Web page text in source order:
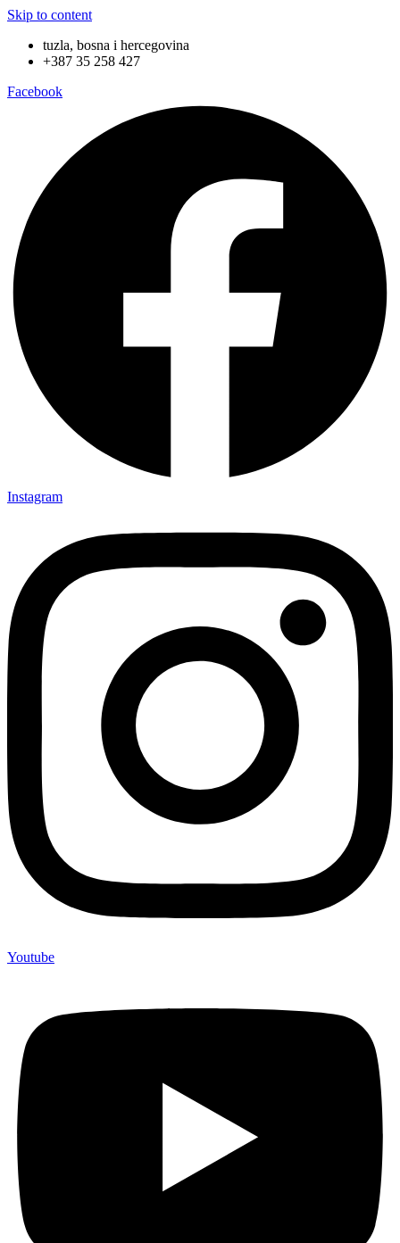
Skip to content
tuzla, bosna i hercegovina
+387 35 258 427
Facebook
Instagram
Youtube